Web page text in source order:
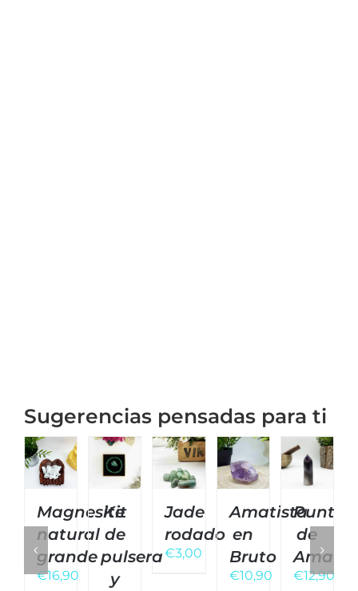
Sugerencias pensadas para ti
Magnesite
natural
grande
€16,90
Kit
de
pulsera
y
Jade
rodado
€3,00
Amatista
en
Bruto
€10,90
Punta
de
€12,90